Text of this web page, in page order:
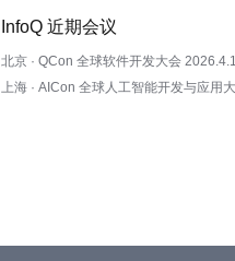
InfoQ 近期会议
北京 · QCon 全球软件开发大会
上海 · AICon 全球人工智能开发与应用